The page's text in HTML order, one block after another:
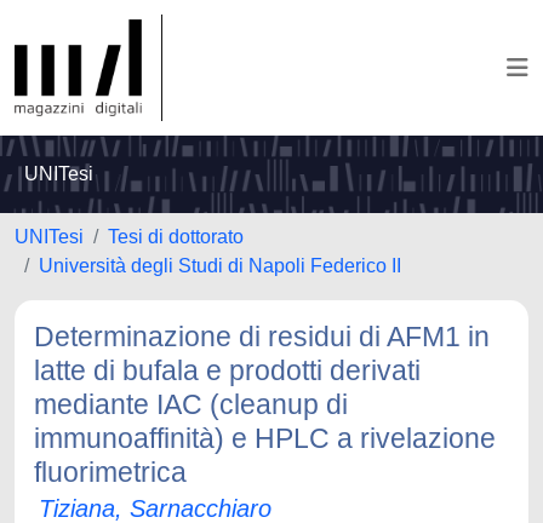
UNITesi
UNITesi
Tesi di dottorato
Università degli Studi di Napoli Federico II
Determinazione di residui di AFM1 in
latte di bufala e prodotti derivati
mediante IAC (cleanup di
immunoaffinità) e HPLC a rivelazione
fluorimetrica
Tiziana, Sarnacchiaro